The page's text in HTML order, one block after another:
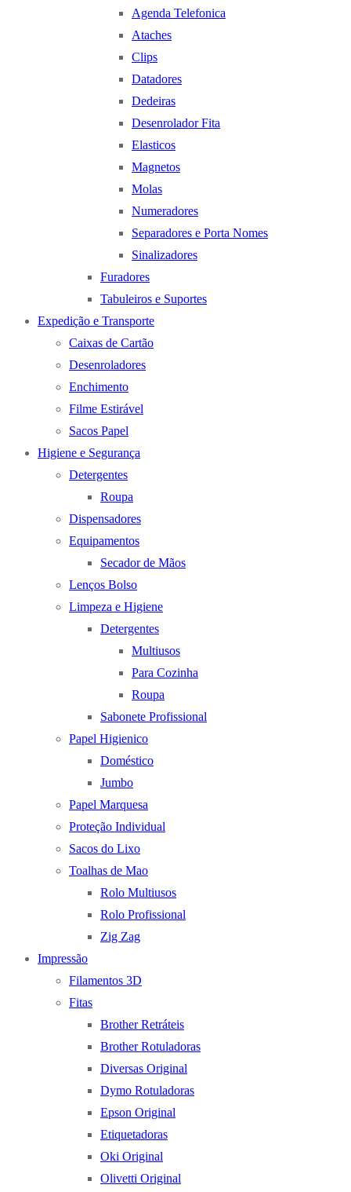
Agenda Telefonica
Ataches
Clips
Datadores
Dedeiras
Desenrolador Fita
Elasticos
Magnetos
Molas
Numeradores
Separadores e Porta Nomes
Sinalizadores
Furadores
Tabuleiros e Suportes
Expedição e Transporte
Caixas de Cartão
Desenroladores
Enchimento
Filme Estirável
Sacos Papel
Higiene e Segurança
Detergentes
Roupa
Dispensadores
Equipamentos
Secador de Mãos
Lenços Bolso
Limpeza e Higiene
Detergentes
Multiusos
Para Cozinha
Roupa
Sabonete Profissional
Papel Higienico
Doméstico
Jumbo
Papel Marquesa
Proteção Individual
Sacos do Lixo
Toalhas de Mao
Rolo Multiusos
Rolo Profissional
Zig Zag
Impressão
Filamentos 3D
Fitas
Brother Retráteis
Brother Rotuladoras
Diversas Original
Dymo Rotuladoras
Epson Original
Etiquetadoras
Oki Original
Olivetti Original